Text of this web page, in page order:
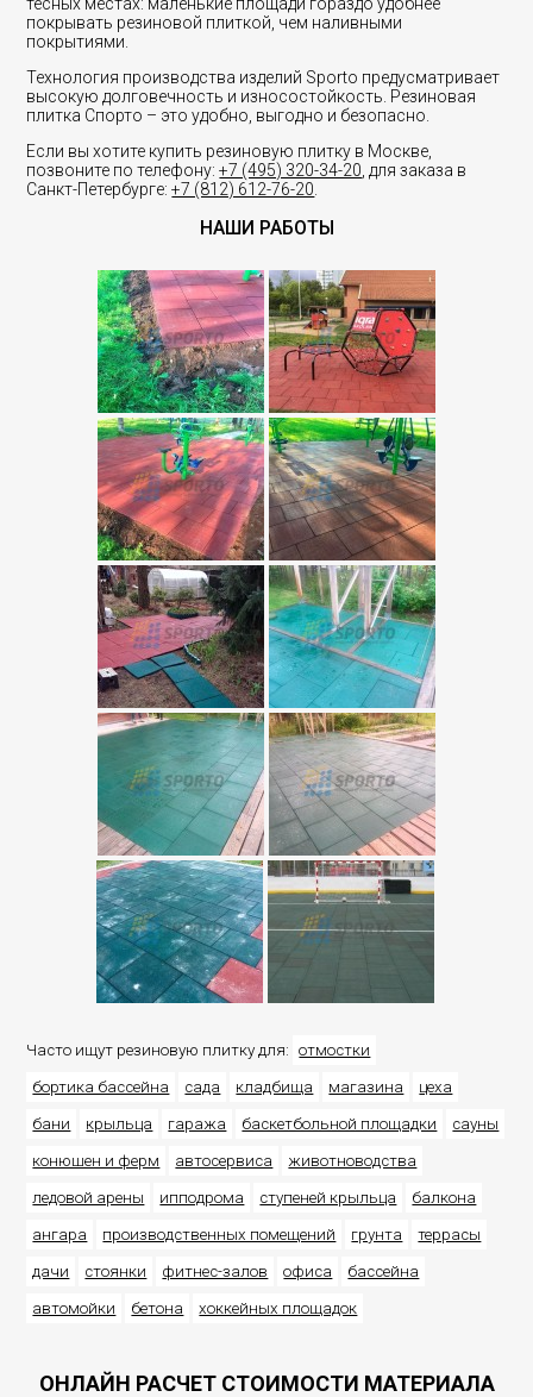
покрывать резиновой плиткой, чем наливными
покрытиями.
Технология производства изделий Sporto предусматривает
высокую долговечность и износостойкость. Резиновая
плитка Спорто – это удобно, выгодно и безопасно.
Если вы хотите купить резиновую плитку в Москве,
позвоните по телефону:+7 (495) 320-34-20 , для заказа в
Санкт-Петербурге:+7 (812) 612-76-20
НАШИ РАБОТЫ
Часто ищут резиновую плитку для: отмостки
бортика бассейна сада кладбища магазина цеха
бани крыльца гаража баскетбольной площадки сауны
конюшен и ферм автосервиса животноводства
ледовой арены ипподрома ступеней крыльца балкона
ангара производственных помещений грунта террасы
дачи стоянки фитнес-залов офиса бассейна
автомойки бетона хоккейных площадок
ОНЛАЙН РАСЧЕТ СТОИМОСТИ МАТЕРИАЛА